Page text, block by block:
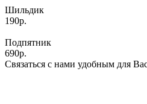
Шильдик
190р.
Подпятник
690р.
Связаться с нами удобным для